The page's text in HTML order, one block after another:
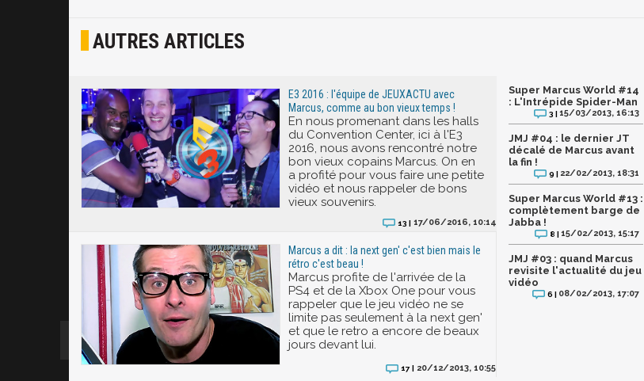
Joyeux
AUTRES ARTICLES
E3 2016 : l'équipe de JEUXACTU avec
Marcus, comme au bon vieux temps !
En nous promenant dans les halls
du Convention Center, ici à l'E3
2016, nous avons rencontré notre
bon vieux copains Marcus. On en
a profité pour vous faire une petite
vidéo et nous rappeler de bons
vieux souvenirs.
13 | 17/06/2016, 10:14
Marcus a dit : la next gen' c'est bien mais le
rétro c'est beau !
Marcus profite de l'arrivée de la
PS4 et de la Xbox One pour vous
rappeler que le jeu vidéo ne se
limite pas seulement à la next gen'
et que le retro a encore de beaux
jours devant lui.
17 | 20/12/2013, 10:55
Super Marcus World #14
: L'Intrépide Spider-Man
3 |15/03/2013, 16:13
JMJ #04 : le dernier JT
décalé de Marcus avant
la fin !
9 | 22/02/2013, 18:31
Super Marcus World #13 :
complètement barge de
Jabba !
8 |15/02/2013, 15:17
JMJ #03 : quand Marcus
revisite l'actualité du jeu
vidéo
6 | 08/02/2013, 17:07